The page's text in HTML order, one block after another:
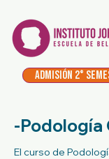
ADMISIÓN 2°
-Podología
El curso de